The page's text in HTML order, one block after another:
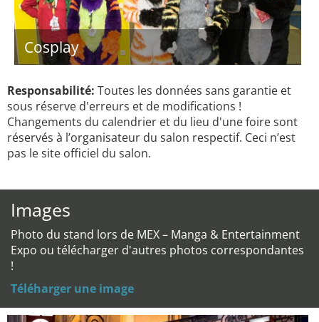
Cosplay
Responsabilité: Toutes les données sans garantie et
sous réserve d'erreurs et de modifications !
Changements du calendrier et du lieu d'une foire sont
réservés à l’organisateur du salon respectif. Ceci n’est
pas le site officiel du salon.
Images
Photo du stand lors de MEX – Manga & Entertainment
Expo ou télécharger d'autres photos correspondantes
!
Téléharger une image